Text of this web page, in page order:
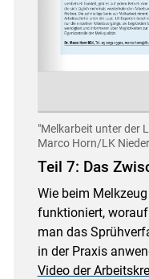
"Melkarbeit unter der
Marco Horn/LK
Teil 7: Das
Wie beim
funktioniert,
man das
in der Praxis
Video der